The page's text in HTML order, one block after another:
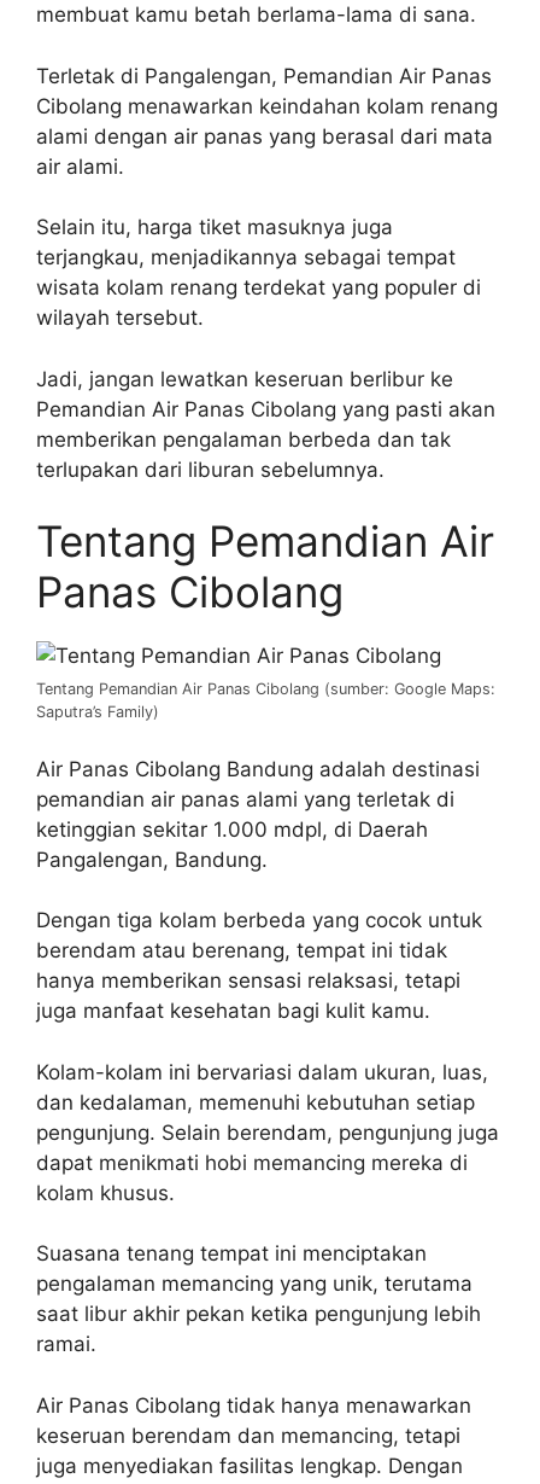
membuat kamu betah berlama-lama di sana.
Terletak di Pangalengan, Pemandian Air Panas
Cibolang menawarkan keindahan kolam renang
alami dengan air panas yang berasal dari mata
air alami.
Selain itu, harga tiket masuknya juga
terjangkau, menjadikannya sebagai tempat
wisata kolam renang terdekat yang populer di
wilayah tersebut.
Jadi, jangan lewatkan keseruan berlibur ke
Pemandian Air Panas Cibolang yang pasti akan
memberikan pengalaman berbeda dan tak
terlupakan dari liburan sebelumnya.
Tentang Pemandian Air
Panas Cibolang
Tentang Pemandian Air Panas Cibolang (sumber: Google Maps:
Saputra’s Family)
Air Panas Cibolang Bandung adalah destinasi
pemandian air panas alami yang terletak di
ketinggian sekitar 1.000 mdpl, di Daerah
Pangalengan, Bandung.
Dengan tiga kolam berbeda yang cocok untuk
berendam atau berenang, tempat ini tidak
hanya memberikan sensasi relaksasi, tetapi
juga manfaat kesehatan bagi kulit kamu.
Kolam-kolam ini bervariasi dalam ukuran, luas,
dan kedalaman, memenuhi kebutuhan setiap
pengunjung. Selain berendam, pengunjung juga
dapat menikmati hobi memancing mereka di
kolam khusus.
Suasana tenang tempat ini menciptakan
pengalaman memancing yang unik, terutama
saat libur akhir pekan ketika pengunjung lebih
ramai.
Air Panas Cibolang tidak hanya menawarkan
keseruan berendam dan memancing, tetapi
juga menyediakan fasilitas lengkap. Dengan